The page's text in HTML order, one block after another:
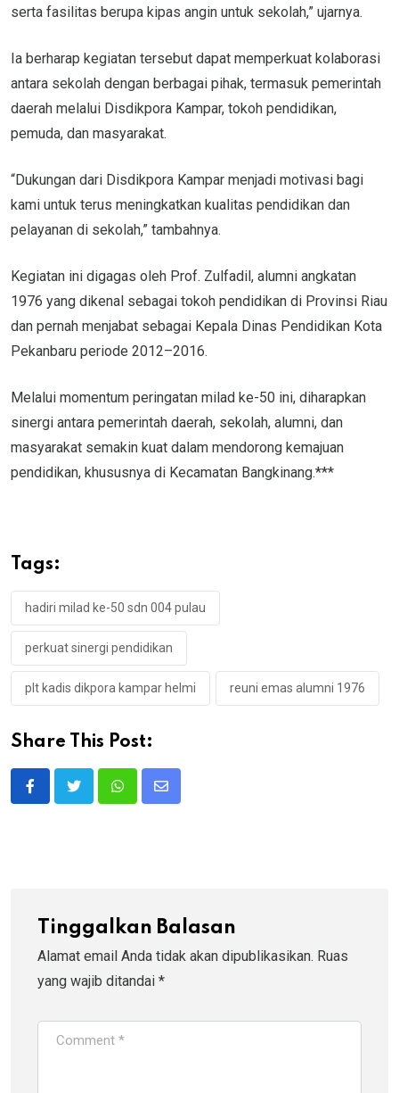
serta fasilitas berupa kipas angin untuk sekolah,” ujarnya.
Ia berharap kegiatan tersebut dapat memperkuat kolaborasi
antara sekolah dengan berbagai pihak, termasuk pemerintah
daerah melalui Disdikpora Kampar, tokoh pendidikan,
pemuda, dan masyarakat.
“Dukungan dari Disdikpora Kampar menjadi motivasi bagi
kami untuk terus meningkatkan kualitas pendidikan dan
pelayanan di sekolah,” tambahnya.
Kegiatan ini digagas oleh Prof. Zulfadil, alumni angkatan
1976 yang dikenal sebagai tokoh pendidikan di Provinsi Riau
dan pernah menjabat sebagai Kepala Dinas Pendidikan Kota
Pekanbaru periode 2012–2016.
Melalui momentum peringatan milad ke-50 ini, diharapkan
sinergi antara pemerintah daerah, sekolah, alumni, dan
masyarakat semakin kuat dalam mendorong kemajuan
pendidikan, khususnya di Kecamatan Bangkinang.***
Tags:
hadiri milad ke-50 sdn 004 pulau
perkuat sinergi pendidikan
plt kadis dikpora kampar helmi reuni emas alumni 1976
Share This Post:
WhatsappShare
Tinggalkan Balasan
Alamat email Anda tidak akan dipublikasikan. Ruas
yang wajib ditandai *